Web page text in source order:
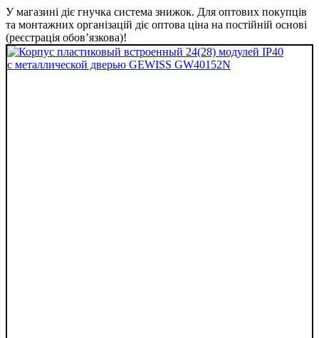
У магазині діє гнучка система знижок. Для оптових покупців
та монтажних організацій діє оптова ціна на постійній основі
(реєстрація обов’язкова)!